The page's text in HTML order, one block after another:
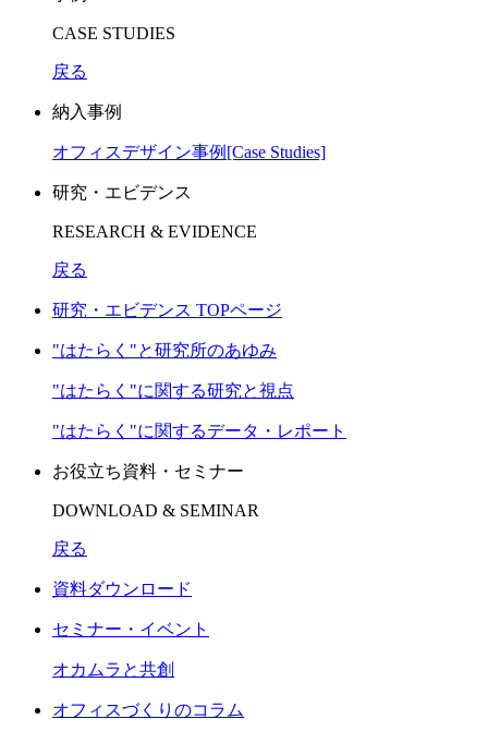
CASE STUDIES
戻る
納入事例
オフィスデザイン事例[Case Studies]
研究・エビデンス
RESEARCH & EVIDENCE
戻る
研究・エビデンス TOPページ
"はたらく"と研究所のあゆみ
"はたらく"に関する研究と視点
"はたらく"に関するデータ・レポート
お役立ち資料・セミナー
DOWNLOAD & SEMINAR
戻る
資料ダウンロード
セミナー・イベント
オカムラと共創
オフィスづくりのコラム